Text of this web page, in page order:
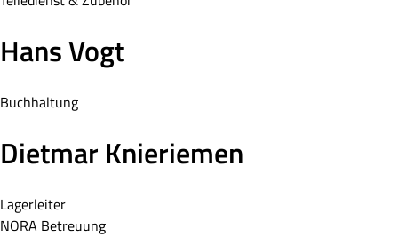
Hans Vogt
Buchhaltung
Dietmar Knieriemen
Lagerleiter
NORA Betreuung